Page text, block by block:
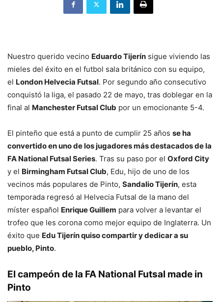
Nuestro querido vecino Eduardo Tijerín sigue viviendo las
mieles del éxito en el futbol sala británico con su equipo,
el London Helvecia Futsal. Por segundo año consecutivo
conquistó la liga, el pasado 22 de mayo, tras doblegar en la
final al Manchester Futsal Club por un emocionante 5-4.
El pinteño que está a punto de cumplir 25 años se ha
convertido en uno de los jugadores más destacados de la
FA National Futsal Series. Tras su paso por el Oxford City
y el Birmingham Futsal Club, Edu, hijo de uno de los
vecinos más populares de Pinto, Sandalio Tijerín, esta
temporada regresó al Helvecia Futsal de la mano del
míster español Enrique Guillem para volver a levantar el
trofeo que les corona como mejor equipo de Inglaterra. Un
éxito que Edu Tijerín quiso compartir y dedicar a su
pueblo, Pinto.
El campeón de la FA National Futsal made in
Pinto